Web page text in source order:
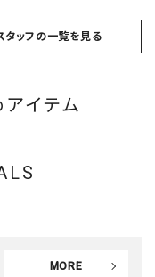
タッフの一覧を見る
イテム
MORE